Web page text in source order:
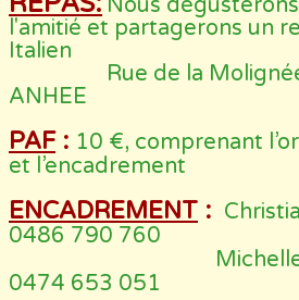
Nous
l'amitié et partagerons un
Italien
Rue de la Molignée,
ANHEE
PAF: 10 €, comprenant
et l’encadrement
ENCADREMENT :
0486 790 760
Michelle De
0474 653 051